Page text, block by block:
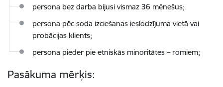
persona bez darba bijusi vismaz 36 mēnešus;
persona pēc soda izciešanas ieslodzījuma vietā vai
probācijas klients;
persona pieder pie etniskās minoritātes – romiem;
Pasākuma mērķis: